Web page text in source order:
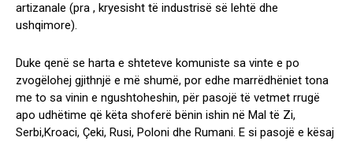
artizanale (pra , kryesisht të industrisë së lehtë dhe
ushqimore).
Duke qenë se harta e shteteve komuniste sa vinte e po
zvogëlohej gjithnjë e më shumë, por edhe marrëdhëniet tona
me to sa vinin e ngushtoheshin, për pasojë të vetmet rrugë
apo udhëtime që këta shoferë bënin ishin në Mal të Zi,
Serbi,Kroaci, Çeki, Rusi, Poloni dhe Rumani. E si pasojë e kësaj